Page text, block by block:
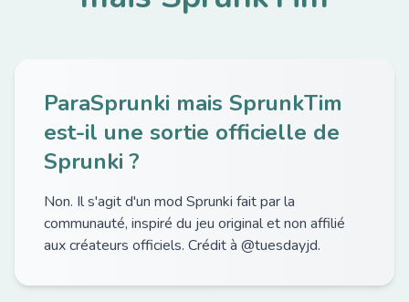
ParaSprunki mais SprunkTim
est-il une sortie officielle de
Sprunki ?
Non. Il s'agit d'un mod Sprunki fait par la
communauté, inspiré du jeu original et non affilié
aux créateurs officiels. Crédit à @tuesdayjd.